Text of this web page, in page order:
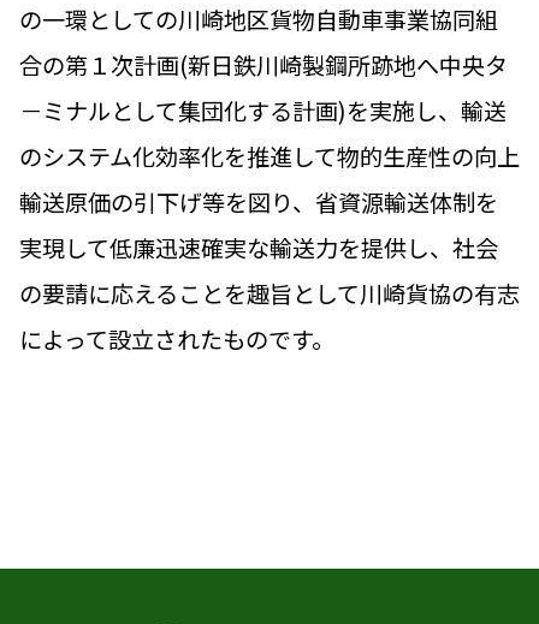
の一環としての川崎地区貨物自動車事業協同組
合の第１次計画(新日鉄川崎製鋼所跡地へ中央タ
－ミナルとして集団化する計画)を実施し、輸送
のシステム化効率化を推進して物的生産性の向上
輸送原価の引下げ等を図り、省資源輸送体制を
実現して低廉迅速確実な輸送力を提供し、社会
の要請に応えることを趣旨として川崎貨協の有志
によって設立されたものです。